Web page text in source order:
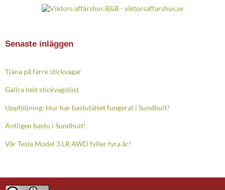
Senaste inläggen
Tjäna på färre stickvägar
Gallra helt stickvägslöst
Uppföljning: Hur har bastutältet fungerat i Sundhult?
Äntligen bastu i Sundhult!
Vår Tesla Model 3 LR AWD fyller fyra år!